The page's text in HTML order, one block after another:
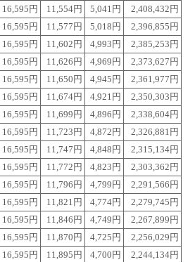
16,595円 11,554円 5,041円
2,408,432円
16,595円 11,577円 5,018円
2,396,855円
16,595円 11,602円 4,993円
2,385,253円
16,595円 11,626円 4,969円
2,373,627円
16,595円 11,650円 4,945円
2,361,977円
16,595円 11,674円 4,921円
2,350,303円
16,595円 11,699円 4,896円
2,338,604円
16,595円 11,723円 4,872円
2,326,881円
16,595円 11,747円 4,848円
2,315,134円
16,595円 11,772円 4,823円
2,303,362円
16,595円 11,796円 4,799円
2,291,566円
16,595円 11,821円 4,774円
2,279,745円
16,595円 11,846円 4,749円
2,267,899円
16,595円 11,870円 4,725円
2,256,029円
16,595円 11,895円 4,700円
2,244,134円